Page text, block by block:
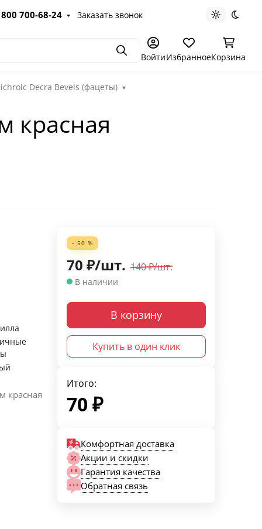
700-68-24 Заказать звонок Светлая
ПоискВойтиИзбранноеКорзина
Decra Bevels (фацеты)
красная
красная
- 50 %
70 ₽/шт. 140₽/шт.
В наличии
В корзину
Купить в один клик
Итого:
70₽
Комфортная доставка
Акции и скидки
Гарантия качества
Обратная связь